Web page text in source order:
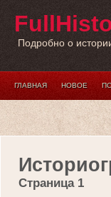
Подробно о
ГЛАВНАЯ НОВОЕ
Страница 1